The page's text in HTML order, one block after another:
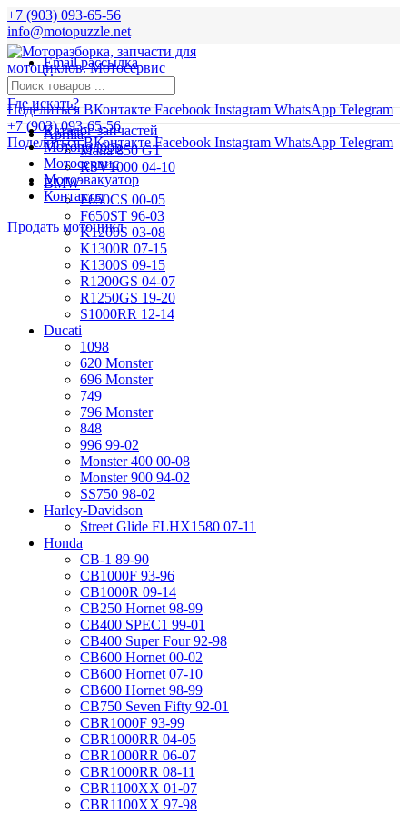
+7 (903) 093-65-56
info@motopuzzle.net
Email рассылка
Новости
Поделиться ВКонтакте Facebook Instagram WhatsApp Telegram
+7 (903) 093-65-56
Поделиться ВКонтакте Facebook Instagram WhatsApp Telegram
Где искать?
Aprilia
Mana 850 GT
RSV1000 04-10
BMW
F650CS 00-05
F650ST 96-03
K1200S 03-08
K1300R 07-15
K1300S 09-15
R1200GS 04-07
R1250GS 19-20
S1000RR 12-14
Ducati
1098
620 Monster
696 Monster
749
796 Monster
848
996 99-02
Monster 400 00-08
Monster 900 94-02
SS750 98-02
Harley-Davidson
Street Glide FLHX1580 07-11
Honda
CB-1 89-90
CB1000F 93-96
CB1000R 09-14
CB250 Hornet 98-99
CB400 SPEC1 99-01
CB400 Super Four 92-98
CB600 Hornet 00-02
CB600 Hornet 07-10
CB600 Hornet 98-99
CB750 Seven Fifty 92-01
CBR1000F 93-99
CBR1000RR 04-05
CBR1000RR 06-07
CBR1000RR 08-11
CBR1100XX 01-07
CBR1100XX 97-98
Каталог запчастей
Мотоподбор
Мотосервис
Мотоэвакуатор
Контакты
Продать мотоцикл